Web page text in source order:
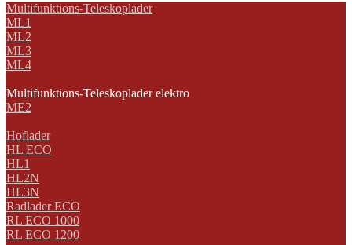
Multifunktions-Teleskoplader
ML1
ML2
ML3
ML4
Multifunktions-Teleskoplader elektro
ME2
Hoflader
HL ECO
HL1
HL2N
HL3N
Radlader ECO
RL ECO 1000
RL ECO 1200